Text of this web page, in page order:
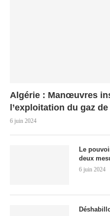
Algérie : Manœuvres
l’exploitation du gaz
6 juin 2024
Le
deux
6 juin 2024